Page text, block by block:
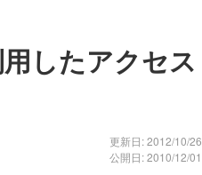
したアクセス
更新日: 2012/10/26
公開日: 2010/12/01